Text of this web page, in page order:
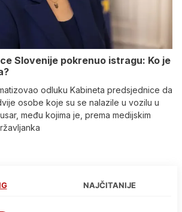
Slovenije pokrenuo istragu: Ko je
odluku Kabineta predsjednice da
osobe koje su se nalazile u vozilu u
među kojima je, prema medijskim
NAJČITANIJE